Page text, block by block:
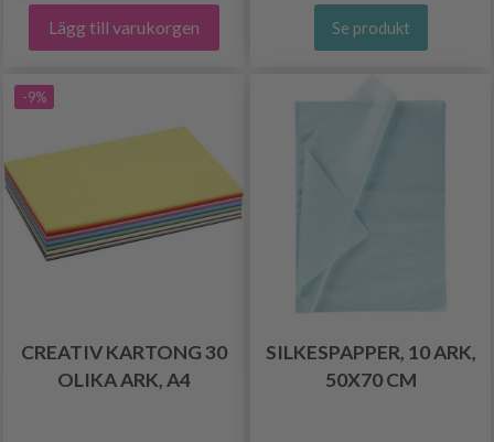
Lägg till varukorgen Se produkt
-9%
CREATIV KARTONG 30
OLIKA ARK, A4
SILKESPAPPER, 10 ARK,
50X70 CM